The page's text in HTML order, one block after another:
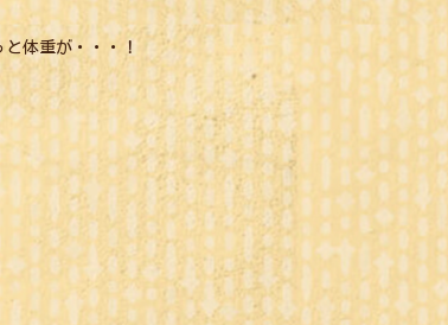
体重が・・・！